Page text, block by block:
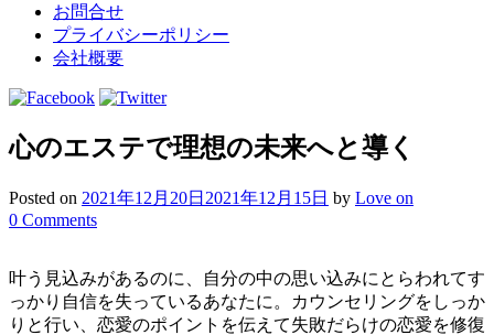
お問合せ
プライバシーポリシー
会社概要
心のエステで理想の未来へと導く
Posted on 2021年12月20日 2021年12月15日 by Love on
0 Comments
叶う見込みがあるのに、自分の中の思い込みにとらわれてす
っかり自信を失っているあなたに。カウンセリングをしっか
りと行い、恋愛のポイントを伝えて失敗だらけの恋愛を修復